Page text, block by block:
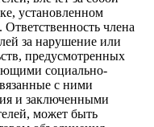
установленном
члена
за нарушение или
предусмотренных
социально-
с ними
и заключенными
может быть